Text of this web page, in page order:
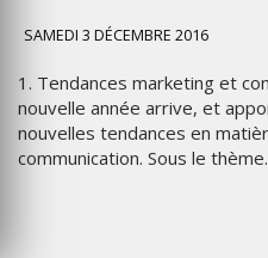
SAMEDI 3 DÉCEMBRE 2016
1. Tendances marketing et
nouvelle année arrive, et
nouvelles tendances en
communication. Sous le